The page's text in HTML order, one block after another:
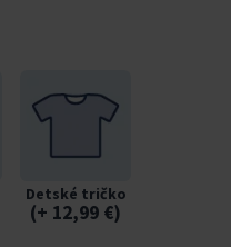
Detské tričko
(+ 12,99 €)